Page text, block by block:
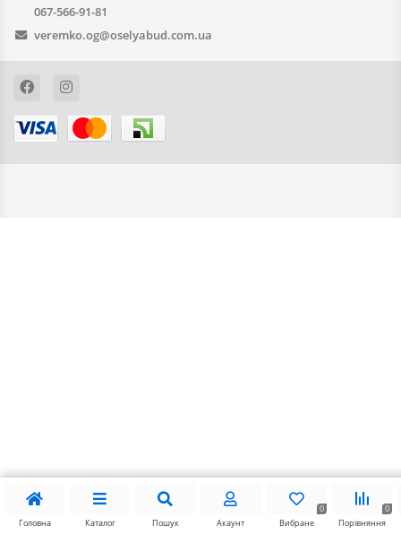
067-566-91-81
veremko.og@oselyabud.com.ua
Головна Каталог Пошук Акаунт
0
Вибране
0
Порівняння